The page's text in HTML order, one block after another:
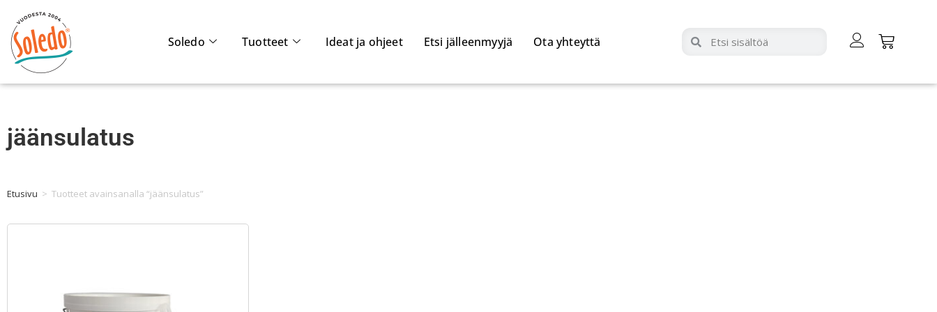
Soledo Tuotteet Ideat ja ohjeet Etsi jälleenmyyjä Ota yhteyttä
jäänsulatus
Etusivu > Tuotteet avainsanalla “jäänsulatus”